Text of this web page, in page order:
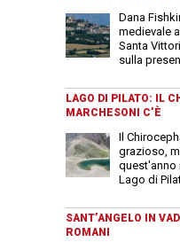
Dana
medievale
Santa
sulla
LAGO DI PILATO: IL
MARCHESONI C’È
Il
grazioso,
quest'anno
Lago di
SANT’ANGELO IN
ROMANI